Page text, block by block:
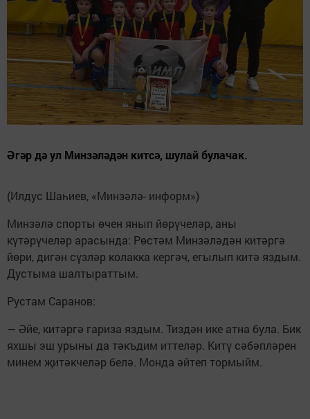
Әгәр дә ул Минзәләдән китсә, шулай булачак.
(Илдус Шаһиев, «Минзәлә- информ»)
Минзәлә спорты өчен янып йөрүчеләр, аны
күтәрүчеләр арасында: Рөстәм Минзәләдән китәргә
йөри, дигән сүзләр колакка кергәч, егылып китә яздым.
Дустыма шалтыраттым.
Рустам Саранов:
— Әйе, китәргә гариза яздым. Тиздән ике атна була. Бик
яхшы эш урыны да тәкъдим иттеләр. Китү сәбәпләрен
минем җитәкчеләр белә. Монда әйтеп тормыйм.